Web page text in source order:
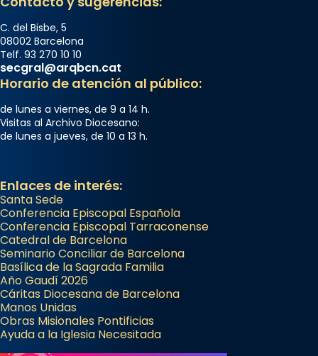
C. del Bisbe, 5
08002 Barcelona
Telf. 93 270 10 10
secgral@arqbcn.cat
Horario de atención al público:
de lunes a viernes, de 9 a 14 h.
Visitas al Archivo Diocesano:
de lunes a jueves, de 10 a 13 h.
Enlaces de interés:
Santa Sede
Conferencia Episcopal Española
Conferencia Episcopal Tarraconense
Catedral de Barcelona
Seminario Conciliar de Barcelona
Basílica de la Sagrada Familia
Año Gaudí 2026
Cáritas Diocesana de Barcelona
Manos Unidas
Obras Misionales Pontificias
Ayuda a la Iglesia Necesitada